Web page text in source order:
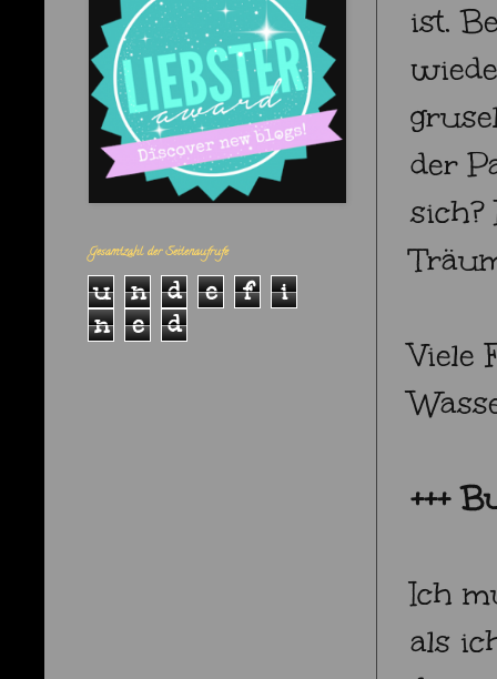
ist.
der
sich?
Viele
+++
Ich
als
Gesamtzahl der Seitenaufrufe
u n d e f
i
n
e d